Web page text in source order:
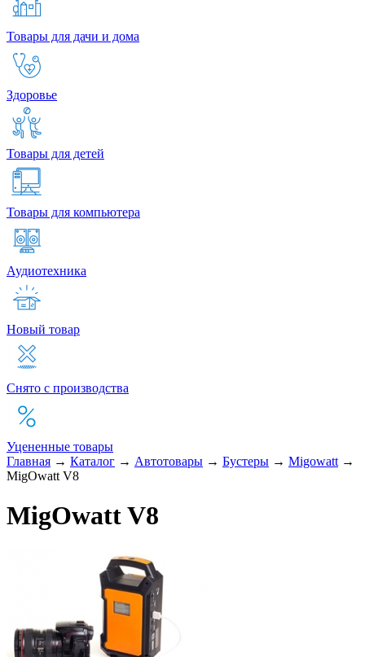
Товары для дачи и дома
Здоровье
Товары для детей
Товары для компьютера
Аудиотехника
Новый товар
Снято с производства
Уцененные товары
Главная → Каталог → Автотовары → Бустеры → Migowatt →
MigOwatt V8
MigOwatt V8